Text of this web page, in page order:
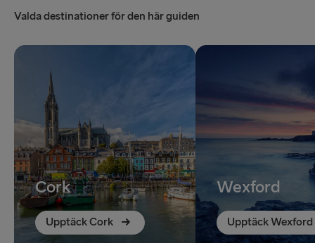
Valda destinationer för den här guiden
Cork
Upptäck Cork
Wexford
Upptäck Wexford